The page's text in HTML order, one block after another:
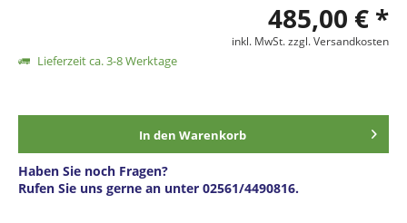
485,00 € *
inkl. MwSt.zzgl. Versandkosten
Lieferzeit ca. 3-8 Werktage
In den Warenkorb
Haben Sie noch Fragen?
Rufen Sie uns gerne an unter 02561/4490816.